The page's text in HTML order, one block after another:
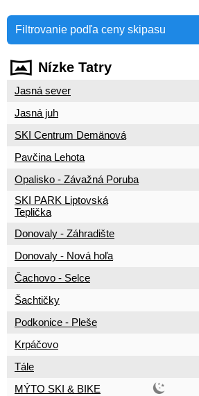
Filtrovanie podľa ceny skipasu
Nízke Tatry
Jasná sever
Jasná juh
SKI Centrum Demänová
Pavčina Lehota
Opalisko - Závažná Poruba
SKI PARK Liptovská
Teplička
Donovaly - Záhradište
Donovaly - Nová hoľa
Čachovo - Selce
Šachtičky
Podkonice - Pleše
Krpáčovo
Tále
MÝTO SKI & BIKE